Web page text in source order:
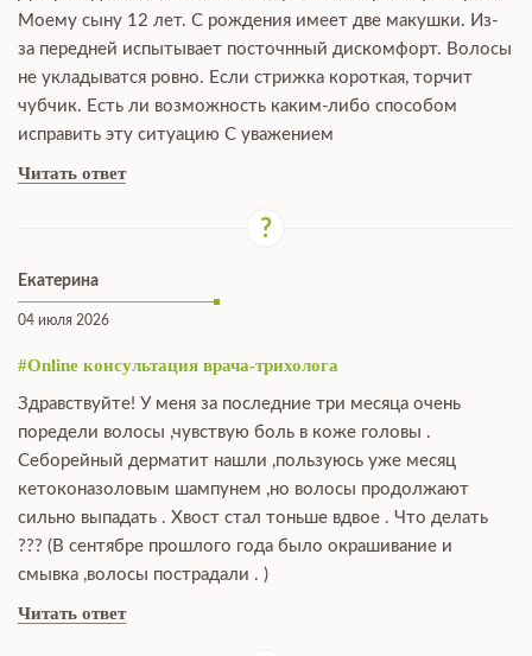
Моему сыну 12 лет. С рождения имеет две макушки. Из-
за передней испытывает посточнный дискомфорт. Волосы
не укладыватся ровно. Если стрижка короткая, торчит
чубчик. Есть ли возможность каким-либо способом
исправить эту ситуацию С уважением
Читать ответ
Екатерина
04 июля 2026
#Online консультация врача-трихолога
Здравствуйте! У меня за последние три месяца очень
поредели волосы ,чувствую боль в коже головы .
Себорейный дерматит нашли ,пользуюсь уже месяц
кетоконазоловым шампунем ,но волосы продолжают
сильно выпадать . Хвост стал тоньше вдвое . Что делать
??? (В сентябре прошлого года было окрашивание и
смывка ,волосы пострадали . )
Читать ответ